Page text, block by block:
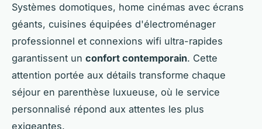
Systèmes domotiques, home cinémas avec écrans
géants, cuisines équipées d'électroménager
professionnel et connexions wifi ultra-rapides
garantissent un confort contemporain. Cette
attention portée aux détails transforme chaque
séjour en parenthèse luxueuse, où le service
personnalisé répond aux attentes les plus
exigeantes.